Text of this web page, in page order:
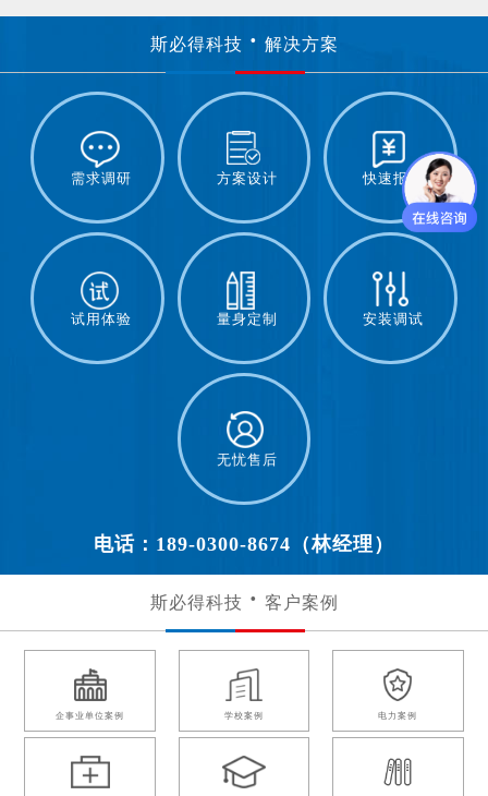
斯必得科技 解决方案
需求调研 方案设计 快速报价
试用体验 量身定制 安装调试
无忧售后
电话：189-0300-8674（林经理）
斯必得科技 客户案例
企事业单位案例 学校案例 电力案例